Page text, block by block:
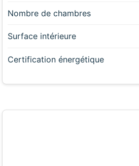
Nombre de chambres
Surface intérieure
Certification énergétique